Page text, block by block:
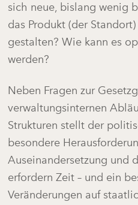
sich neue, bislang wenig
das Produkt (der
gestalten? Wie kann es
werden?
Neben Fragen zur
verwaltungsinternen
Strukturen stellt der
besondere
Auseinandersetzung und
erfordern Zeit – und ein
Veränderungen auf